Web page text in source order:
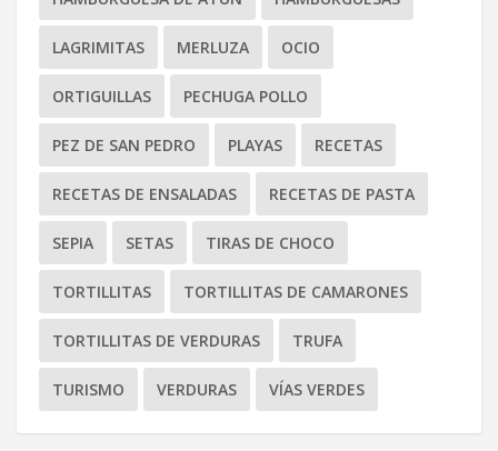
LAGRIMITAS MERLUZA OCIO
ORTIGUILLAS PECHUGA POLLO
PEZ DE SAN PEDRO PLAYAS RECETAS
RECETAS DE ENSALADAS RECETAS DE PASTA
SEPIA SETAS TIRAS DE CHOCO
TORTILLITAS TORTILLITAS DE CAMARONES
TORTILLITAS DE VERDURAS TRUFA
TURISMO VERDURAS VÍAS VERDES